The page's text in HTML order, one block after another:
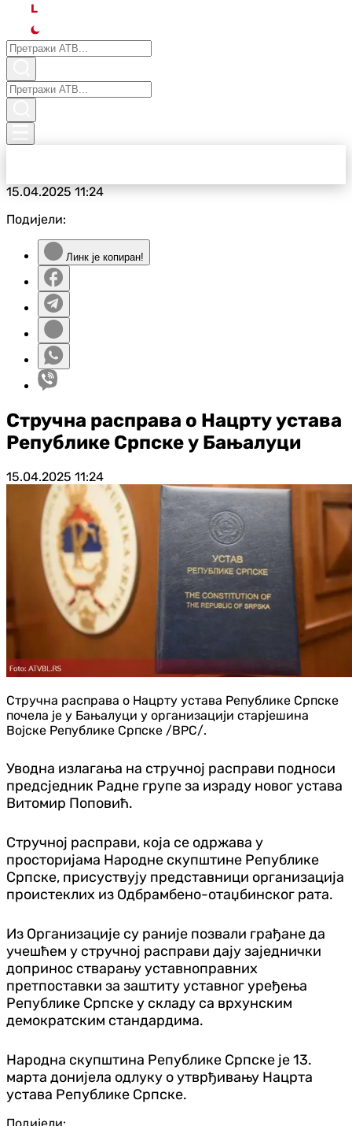
L
15.04.202511:24
Подијели:
Линк је копиран!
Стручна расправа о Нацрту устава
Републике Српске у Бањалуци
15.04.2025 11:24
Стручна расправа о Нацрту устава Републике Српске
почела је у Бањалуци у организацији старјешина
Војске Републике Српске /ВРС/.
Уводна излагања на стручној расправи подноси
предсједник Радне групе за израду новог устава
Витомир Поповић.
Стручној расправи, која се одржава у
просторијама Народне скупштине Републике
Српске, присуствују представници организација
проистеклих из Одбрамбено-отаџбинског рата.
Из Организације су раније позвали грађане да
учешћем у стручној расправи дају заједнички
допринос стварању уставноправних
претпоставки за заштиту уставног уређења
Републике Српске у складу са врхунским
демократским стандардима.
Народна скупштина Републике Српске је 13.
марта донијела одлуку о утврђивању Нацрта
устава Републике Српске.
Подијели: